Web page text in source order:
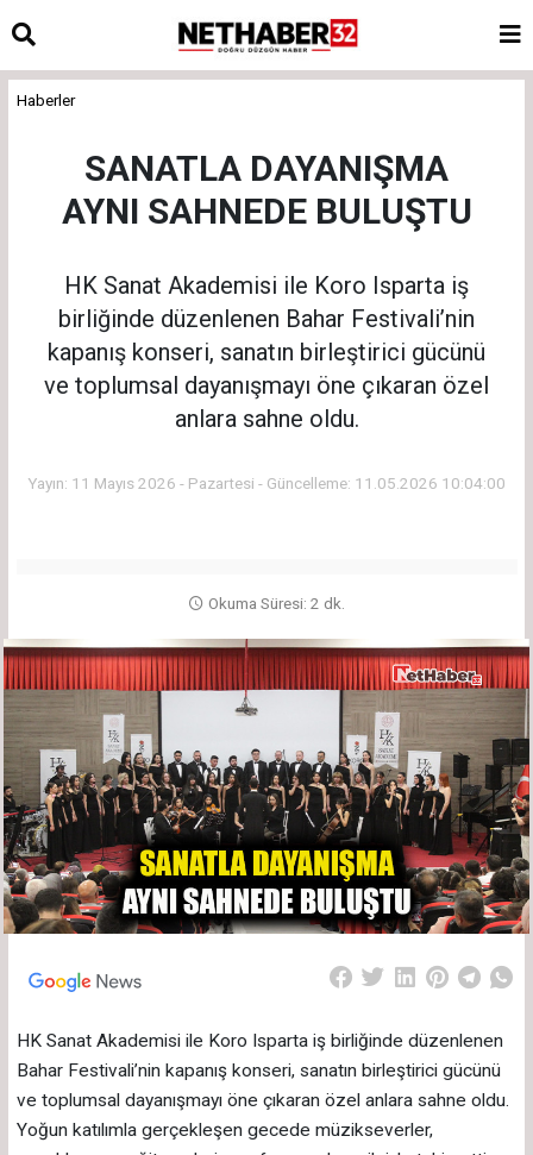
Haberler
SANATLA DAYANIŞMA
AYNI SAHNEDE BULUŞTU
HK Sanat Akademisi ile Koro Isparta iş
birliğinde düzenlenen Bahar Festivali’nin
kapanış konseri, sanatın birleştirici gücünü
ve toplumsal dayanışmayı öne çıkaran özel
anlara sahne oldu.
Yayın: 11 Mayıs 2026 - Pazartesi - Güncelleme: 11.05.2026 10:04:00
Okuma Süresi: 2 dk.
HK Sanat Akademisi ile Koro Isparta iş birliğinde düzenlenen
Bahar Festivali’nin kapanış konseri, sanatın birleştirici gücünü
ve toplumsal dayanışmayı öne çıkaran özel anlara sahne oldu.
Yoğun katılımla gerçekleşen gecede müzikseverler,